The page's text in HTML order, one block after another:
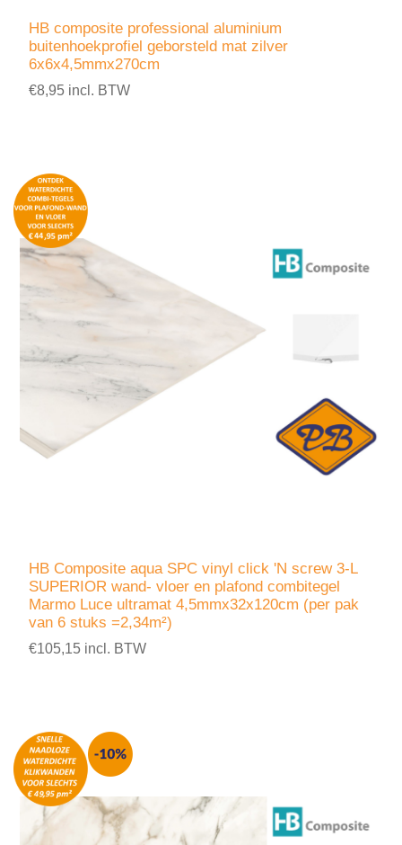
HB composite professional aluminium
buitenhoekprofiel geborsteld mat zilver
6x6x4,5mmx270cm
€8,95 incl. BTW
HB Composite aqua SPC vinyl click 'N screw 3-L
SUPERIOR wand- vloer en plafond combitegel
Marmo Luce ultramat 4,5mmx32x120cm (per pak
van 6 stuks =2,34m²)
€105,15 incl. BTW